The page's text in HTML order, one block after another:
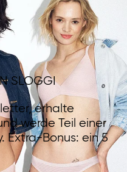
SLOGGI
erhalte
werde Teil einer
Extra-Bonus: ein 5